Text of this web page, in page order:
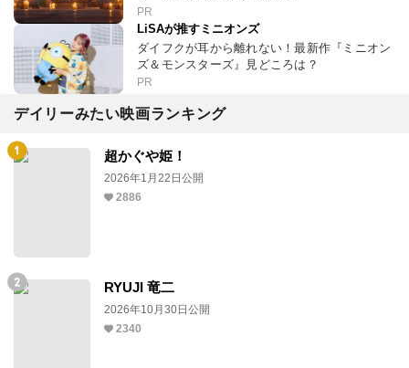
PR
LiSAが推すミニオンズ
ダイフクが耳から離れない！最新作『ミニオン
ズ＆モンスターズ』見どころは？
PR
デイリーみたい映画ランキング
超かぐや姫！
2026年1月22日公開
2886
RYUJI 竜二
2026年10月30日公開
2340